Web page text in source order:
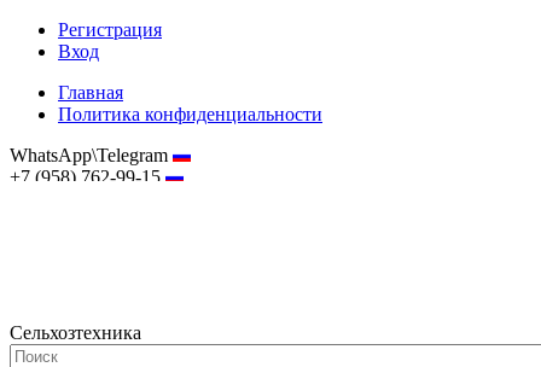
Регистрация
Вход
Главная
Политика конфиденциальности
WhatsApp\Telegram
+7 (958) 762-99-15
Сельхозтехника